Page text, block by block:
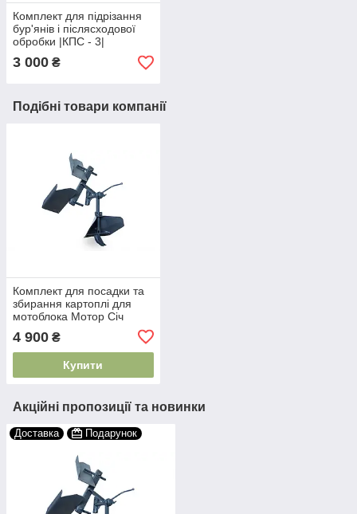
Комплект для підрізання
бур'янів і післясходової
обробки |КПС - 3|
3 000 ₴
Подібні товари компанії
Комплект для посадки та
збирання картоплі для
мотоблока Мотор Січ
4 900 ₴
Купити
Акційні пропозиції та новинки
Доставка Подарунок